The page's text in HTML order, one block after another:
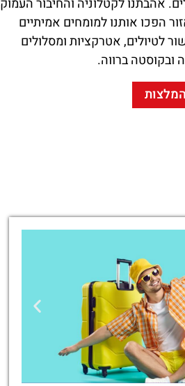
אהבתנו לקטלוניה והחיבור העמוק
הפכו אותנו למומחים אמיתיים
לטיולים, אטרקציות ומסלולים
ובקוסטה ברווה.